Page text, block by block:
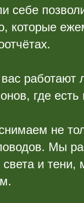
себе
которые
работают
где
не
Мы
света и